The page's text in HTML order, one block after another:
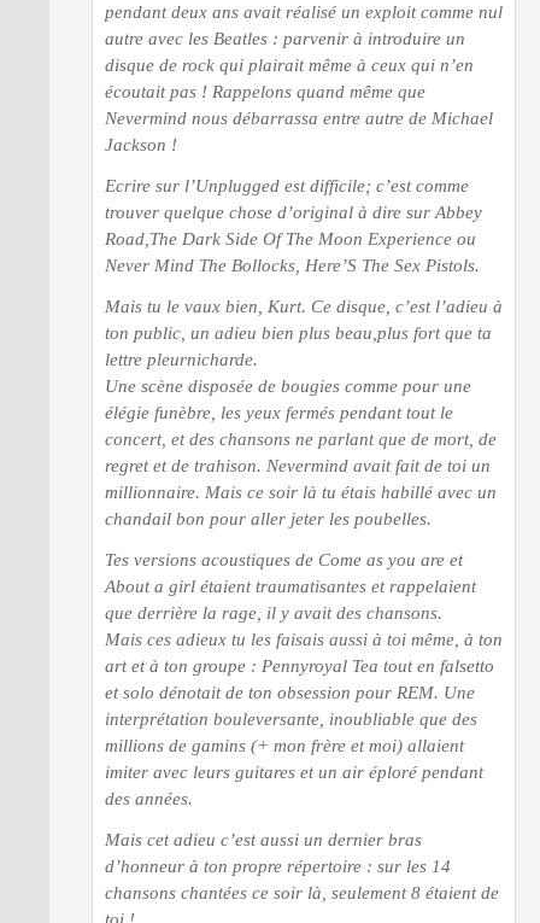
pendant deux ans avait réalisé un exploit comme nul
autre avec les Beatles : parvenir à introduire un
disque de rock qui plairait même à ceux qui n’en
écoutait pas ! Rappelons quand même que
Nevermind nous débarrassa entre autre de Michael
Jackson !
Ecrire sur l’Unplugged est difficile; c’est comme
trouver quelque chose d’original à dire sur Abbey
Road,The Dark Side Of The Moon Experience ou
Never Mind The Bollocks, Here’S The Sex Pistols.
Mais tu le vaux bien, Kurt. Ce disque, c’est l’adieu à
ton public, un adieu bien plus beau,plus fort que ta
lettre pleurnicharde.
Une scène disposée de bougies comme pour une
élégie funèbre, les yeux fermés pendant tout le
concert, et des chansons ne parlant que de mort, de
regret et de trahison. Nevermind avait fait de toi un
millionnaire. Mais ce soir là tu étais habillé avec un
chandail bon pour aller jeter les poubelles.
Tes versions acoustiques de Come as you are et
About a girl étaient traumatisantes et rappelaient
que derrière la rage, il y avait des chansons.
Mais ces adieux tu les faisais aussi à toi même, à ton
art et à ton groupe : Pennyroyal Tea tout en falsetto
et solo dénotait de ton obsession pour REM. Une
interprétation bouleversante, inoubliable que des
millions de gamins (+ mon frère et moi) allaient
imiter avec leurs guitares et un air éploré pendant
des années.
Mais cet adieu c’est aussi un dernier bras
d’honneur à ton propre répertoire : sur les 14
chansons chantées ce soir là, seulement 8 étaient de
toi !